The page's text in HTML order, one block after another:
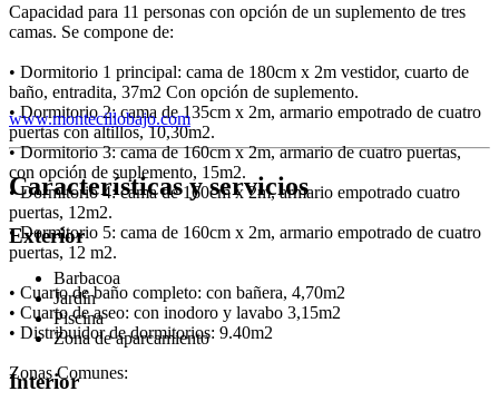
Capacidad para 11 personas con opción de un suplemento de tres
camas. Se compone de:
• Dormitorio 1 principal: cama de 180cm x 2m vestidor, cuarto de
baño, entradita, 37m2 Con opción de suplemento.
• Dormitorio 2: cama de 135cm x 2m, armario empotrado de cuatro
puertas con altillos, 10,30m2.
• Dormitorio 3: cama de 160cm x 2m, armario de cuatro puertas,
con opción de suplemento, 15m2.
• Dormitorio 4: cama de 160cm x 2m, armario empotrado cuatro
puertas, 12m2.
• Dormitorio 5: cama de 160cm x 2m, armario empotrado de cuatro
puertas, 12 m2.
• Cuarto de baño completo: con bañera, 4,70m2
• Cuarto de aseo: con inodoro y lavabo 3,15m2
• Distribuidor de dormitorios: 9.40m2
Zonas Comunes:
www.montecillobajo.com
Características y servicios
Exterior
Barbacoa
Jardín
Piscina
Zona de aparcamiento
Interior